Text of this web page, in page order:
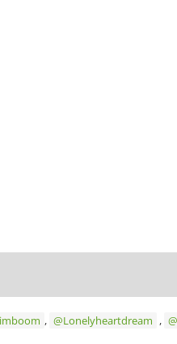
, Lonelyheartdream ,